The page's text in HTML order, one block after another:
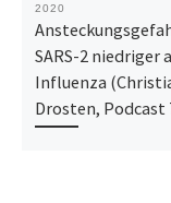
2020
SARS-2 niedriger
Influenza
Drosten, Podcast